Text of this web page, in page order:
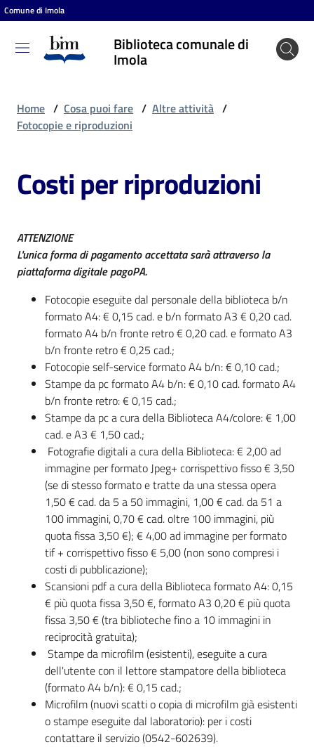
Vai al contenuto
Vai alla navigazione
Vai al footer
Comune di Imola
Biblioteca comunale di
Imola
Biblioteca
comunale
puoi
fare
Scopri
contenuti
Risorse
online
Archivio
storico
Decentrate
lettura
Home / Cosa puoi fare / Altre attività /
Fotocopie e riproduzioni
Costi per riproduzioni
ATTENZIONE
L'unica forma di pagamento accettata sarà attraverso la
piattaforma digitale pagoPA.
Fotocopie eseguite dal personale della biblioteca b/n
formato A4: € 0,15 cad. e b/n formato A3 € 0,20 cad.
formato A4 b/n fronte retro € 0,20 cad. e formato A3
b/n fronte retro € 0,25 cad.;
Fotocopie self-service formato A4 b/n: € 0,10 cad.;
Stampe da pc formato A4 b/n: € 0,10 cad. formato A4
b/n fronte retro: € 0,15 cad.;
Stampe da pc a cura della Biblioteca A4/colore: € 1,00
cad. e A3 € 1,50 cad.;
Fotografie digitali a cura della Biblioteca: € 2,00 ad
immagine per formato Jpeg+ corrispettivo fisso € 3,50
(se di stesso formato e tratte da una stessa opera
1,50 € cad. da 5 a 50 immagini, 1,00 € cad. da 51 a
100 immagini, 0,70 € cad. oltre 100 immagini, più
quota fissa 3,50 €); € 4,00 ad immagine per formato
tif + corrispettivo fisso € 5,00 (non sono compresi i
costi di pubblicazione);
Scansioni pdf a cura della Biblioteca formato A4: 0,15
€ più quota fissa 3,50 €, formato A3 0,20 € più quota
fissa 3,50 € (tra biblioteche fino a 10 immagini in
reciprocità gratuita);
Stampe da microfilm (esistenti), eseguite a cura
dell'utente con il lettore stampatore della biblioteca
(formato A4 b/n): € 0,15 cad.;
Microfilm (nuovi scatti o copia di microfilm già esistenti
o stampe eseguite dal laboratorio): per i costi
contattare il servizio (0542-602639).